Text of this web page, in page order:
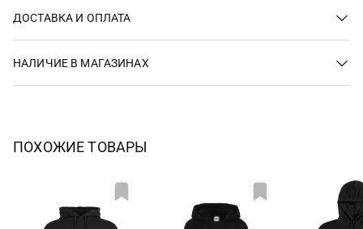
ДОСТАВКА И ОПЛАТА
НАЛИЧИЕ В МАГАЗИНАХ
ПОХОЖИЕ ТОВАРЫ